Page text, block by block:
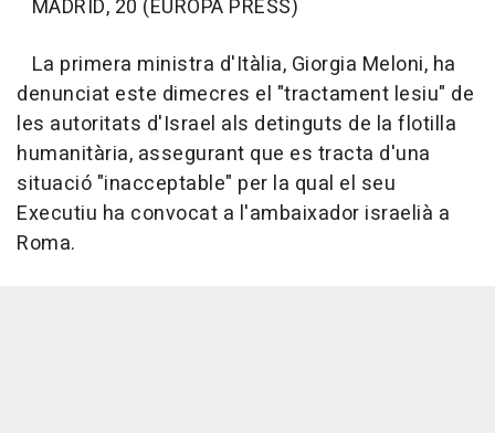
MADRID, 20 (EUROPA PRESS)
La primera ministra d'Itàlia, Giorgia Meloni, ha
denunciat este dimecres el "tractament lesiu" de
les autoritats d'Israel als detinguts de la flotilla
humanitària, assegurant que es tracta d'una
situació "inacceptable" per la qual el seu
Executiu ha convocat a l'ambaixador israelià a
Roma.